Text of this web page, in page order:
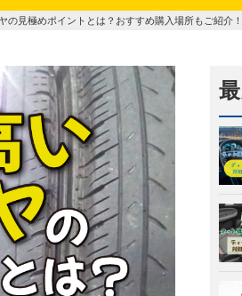
の見極めポイントとは？おすすめ購入場所もご紹介！